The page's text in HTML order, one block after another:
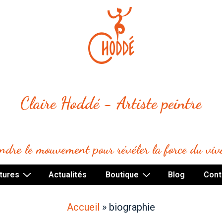
Claire Hoddé - Artiste peintre
le mouvement pour révéler la force du
Actualités Boutique Blog
Accueil » biographie